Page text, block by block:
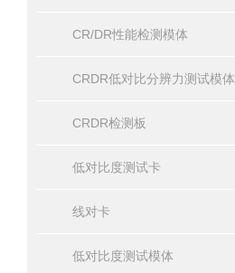
CR/DR性能检测模体
CRDR低对比分辨力测试模体
CRDR检测板
低对比度测试卡
线对卡
低对比度测试模体